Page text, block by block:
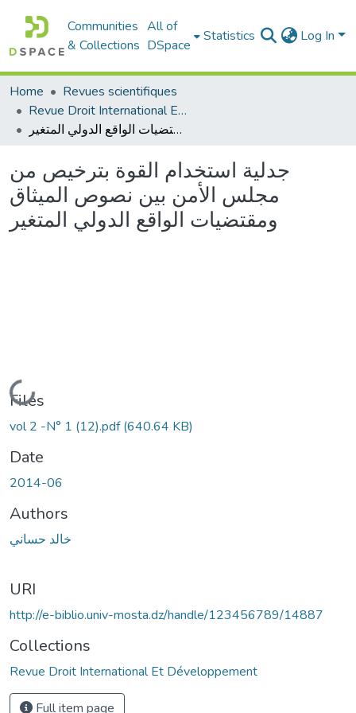
Communities
& Collections
All of
DSpace
Statistics Log In
Home
Revues scientifiques
Revue Droit International Et Développement
جدلية استخدام القوة بترخيص من مجلس الأمن بين نصوص الميثاق ومقتضيات الواقع الدولي المتغير
جدلية استخدام القوة بترخيص من
مجلس الأمن بين نصوص الميثاق
ومقتضيات الواقع الدولي المتغير
Loading...
Files
vol 2 -N° 1 (12).pdf(640.64 KB)
Date
2014-06
Authors
خالد حساني
URI
http://e-biblio.univ-mosta.dz/handle/123456789/14887
Collections
Revue Droit International Et Développement
Full item page